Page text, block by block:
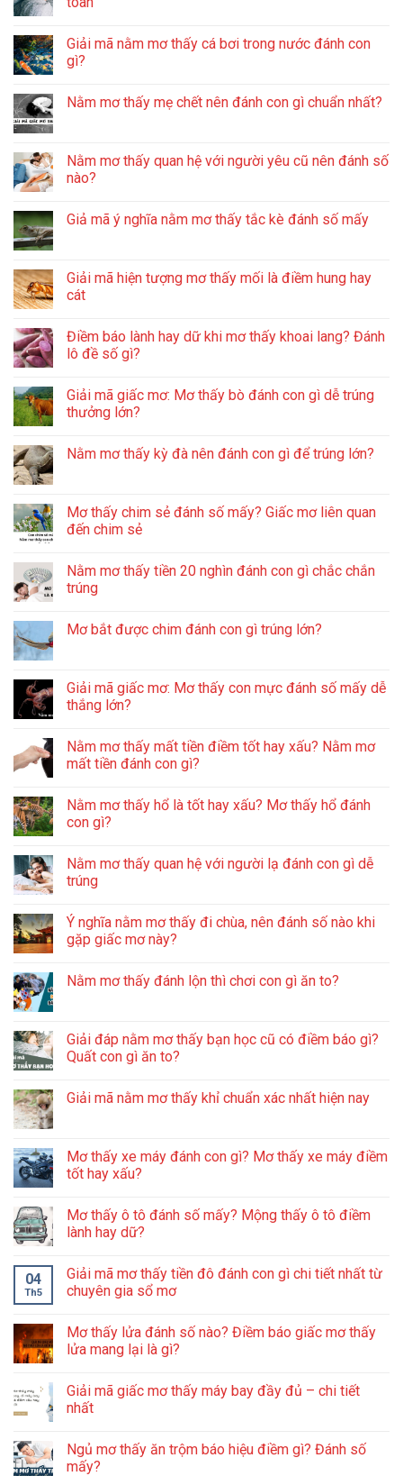
Giải mã nằm mơ thấy cá bơi trong nước đánh con
gì?
Nằm mơ thấy mẹ chết nên đánh con gì chuẩn nhất?
Nằm mơ thấy quan hệ với người yêu cũ nên đánh số
nào?
Giả mã ý nghĩa nằm mơ thấy tắc kè đánh số mấy
Giải mã hiện tượng mơ thấy mối là điềm hung hay
cát
Điềm báo lành hay dữ khi mơ thấy khoai lang? Đánh
lô đề số gì?
Giải mã giấc mơ: Mơ thấy bò đánh con gì dễ trúng
thưởng lớn?
Nằm mơ thấy kỳ đà nên đánh con gì để trúng lớn?
Mơ thấy chim sẻ đánh số mấy? Giấc mơ liên quan
đến chim sẻ
Nằm mơ thấy tiền 20 nghìn đánh con gì chắc chắn
trúng
Mơ bắt được chim đánh con gì trúng lớn?
Giải mã giấc mơ: Mơ thấy con mực đánh số mấy dễ
thắng lớn?
Nằm mơ thấy mất tiền điềm tốt hay xấu? Nằm mơ
mất tiền đánh con gì?
Nằm mơ thấy hổ là tốt hay xấu? Mơ thấy hổ đánh
con gì?
Nằm mơ thấy quan hệ với người lạ đánh con gì dễ
trúng
Ý nghĩa nằm mơ thấy đi chùa, nên đánh số nào khi
gặp giấc mơ này?
Nằm mơ thấy đánh lộn thì chơi con gì ăn to?
Giải đáp nằm mơ thấy bạn học cũ có điềm báo gì?
Quất con gì ăn to?
Giải mã nằm mơ thấy khỉ chuẩn xác nhất hiện nay
Mơ thấy xe máy đánh con gì? Mơ thấy xe máy điềm
tốt hay xấu?
Mơ thấy ô tô đánh số mấy? Mộng thấy ô tô điềm
lành hay dữ?
04
Th5
Giải mã mơ thấy tiền đô đánh con gì chi tiết nhất từ
chuyên gia sổ mơ
Mơ thấy lửa đánh số nào? Điềm báo giấc mơ thấy
lửa mang lại là gì?
Giải mã giấc mơ thấy máy bay đầy đủ – chi tiết
nhất
Ngủ mơ thấy ăn trộm báo hiệu điềm gì? Đánh số
mấy?